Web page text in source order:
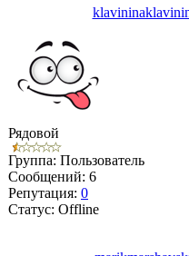
Рядовой
Группа: Пользователь
Сообщений: 6
Репутация: 0
Статус: Offline